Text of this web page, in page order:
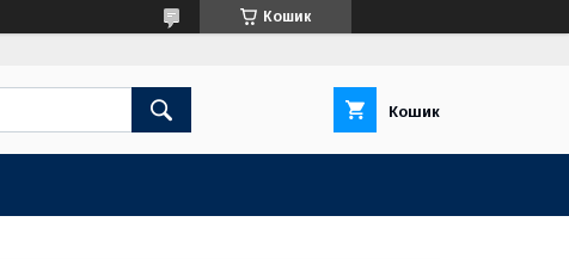
Кошик
Кошик